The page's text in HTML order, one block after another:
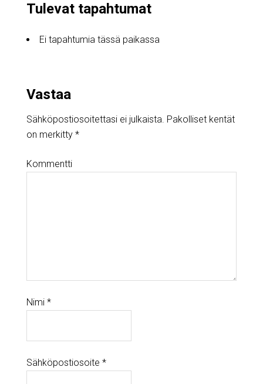
Tulevat tapahtumat
Ei tapahtumia tässä paikassa
Vastaa
Sähköpostiosoitettasi ei julkaista. Pakolliset kentät
on merkitty *
Kommentti
Nimi *
Sähköpostiosoite *